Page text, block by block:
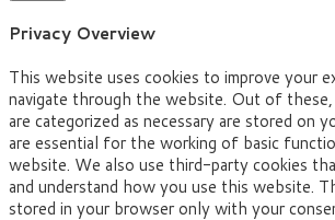
Privacy Overview
This website uses cookies to improve your
navigate through the website. Out of
are categorized as necessary are stored on
are essential for the working of basic
website. We also use third-party cookies
and understand how you use this website.
stored in your browser only with your